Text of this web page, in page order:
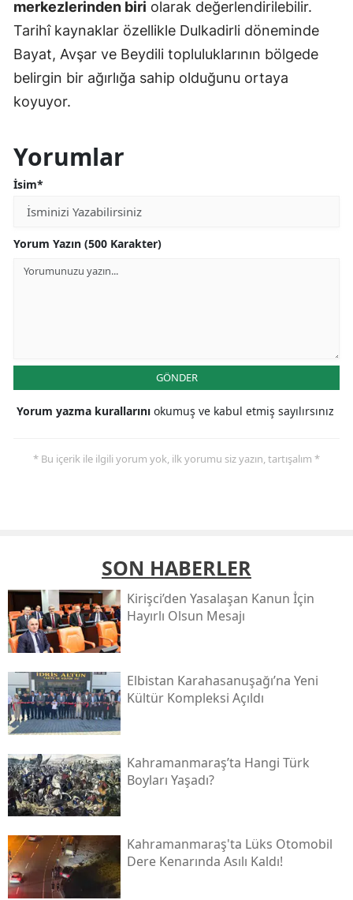
merkezlerinden biri olarak değerlendirilebilir.
Tarihî kaynaklar özellikle Dulkadirli döneminde
Bayat, Avşar ve Beydili topluluklarının bölgede
belirgin bir ağırlığa sahip olduğunu ortaya
koyuyor.
Yorumlar
İsim*
Yorum Yazın (500 Karakter)
GÖNDER
Yorum yazma kurallarını okumuş ve kabul etmiş sayılırsınız
* Bu içerik ile ilgili yorum yok, ilk yorumu siz yazın, tartışalım *
SON HABERLER
Kirişci’den Yasalaşan Kanun İçin
Hayırlı Olsun Mesajı
Elbistan Karahasanuşağı’na Yeni
Kültür Kompleksi Açıldı
Kahramanmaraş’ta Hangi Türk
Boyları Yaşadı?
Kahramanmaraş'ta Lüks Otomobil
Dere Kenarında Asılı Kaldı!